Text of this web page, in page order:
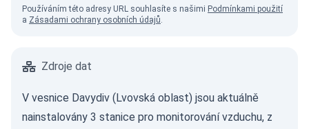
Používáním této adresy URL souhlasíte s našimi Podmínkami použití
a Zásadami ochrany osobních údajů.
Zdroje dat
V vesnice Davydiv (Lvovská oblast) jsou aktuálně
nainstalovány 3 stanice pro monitorování vzduchu, z